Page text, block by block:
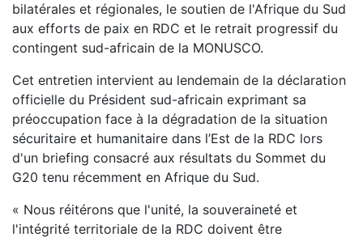
bilatérales et régionales, le soutien de l'Afrique du Sud
aux efforts de paix en RDC et le retrait progressif du
contingent sud-africain de la MONUSCO. ‎
‎Cet entretien intervient au lendemain de la déclaration
officielle du Président sud-africain exprimant sa
préoccupation face à la dégradation de la situation
sécuritaire et humanitaire dans l’Est de la RDC lors
d'un briefing consacré aux résultats du Sommet du
G20 tenu récemment en Afrique du Sud. ‎
‎« Nous réitérons que l'unité, la souveraineté et
l'intégrité territoriale de la RDC doivent être